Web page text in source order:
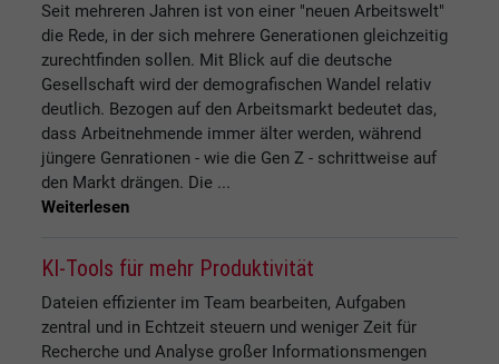
Seit mehreren Jahren ist von einer "neuen Arbeitswelt"
die Rede, in der sich mehrere Generationen gleichzeitig
zurechtfinden sollen. Mit Blick auf die deutsche
Gesellschaft wird der demografischen Wandel relativ
deutlich. Bezogen auf den Arbeitsmarkt bedeutet das,
dass Arbeitnehmende immer älter werden, während
jüngere Genrationen - wie die Gen Z - schrittweise auf
den Markt drängen. Die ...
Weiterlesen
KI-Tools für mehr Produktivität
Dateien effizienter im Team bearbeiten, Aufgaben
zentral und in Echtzeit steuern und weniger Zeit für
Recherche und Analyse großer Informationsmengen